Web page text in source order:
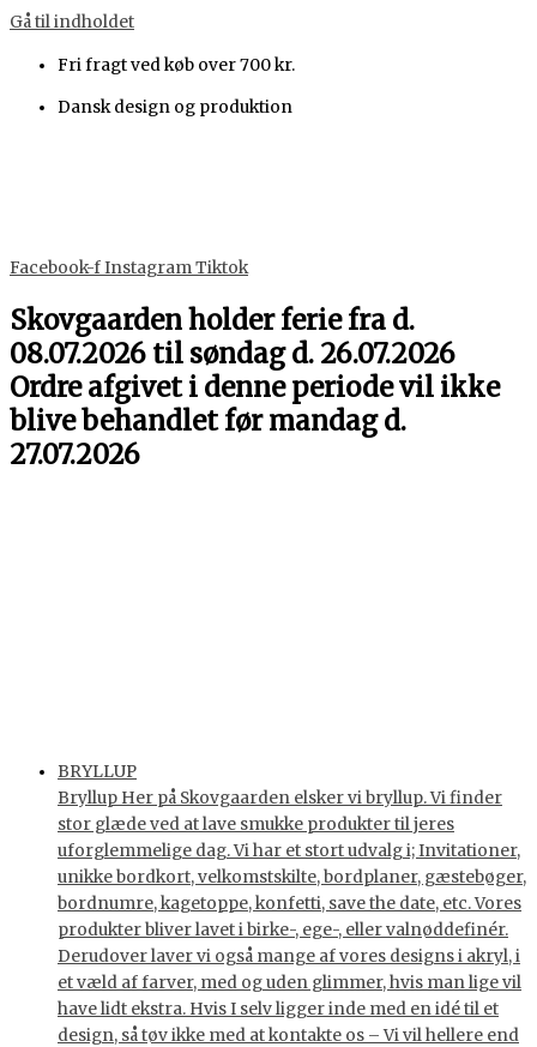
Gå til indholdet
Fri fragt ved køb over 700 kr.
Dansk design og produktion
Facebook-fInstagramTiktok
Skovgaarden holder ferie fra d.
08.07.2026 til søndag d. 26.07.2026
Ordre afgivet i denne periode vil ikke
blive behandlet før mandag d.
27.07.2026
BRYLLUP
Bryllup Her på Skovgaarden elsker vi bryllup. Vi finder
stor glæde ved at lave smukke produkter til jeres
uforglemmelige dag. Vi har et stort udvalg i; Invitationer,
unikke bordkort, velkomstskilte, bordplaner, gæstebøger,
bordnumre, kagetoppe, konfetti, save the date, etc. Vores
produkter bliver lavet i birke-, ege-, eller valnøddefinér.
Derudover laver vi også mange af vores designs i akryl, i
et væld af farver, med og uden glimmer, hvis man lige vil
have lidt ekstra. Hvis I selv ligger inde med en idé til et
design, så tøv ikke med at kontakte os – Vi vil hellere end